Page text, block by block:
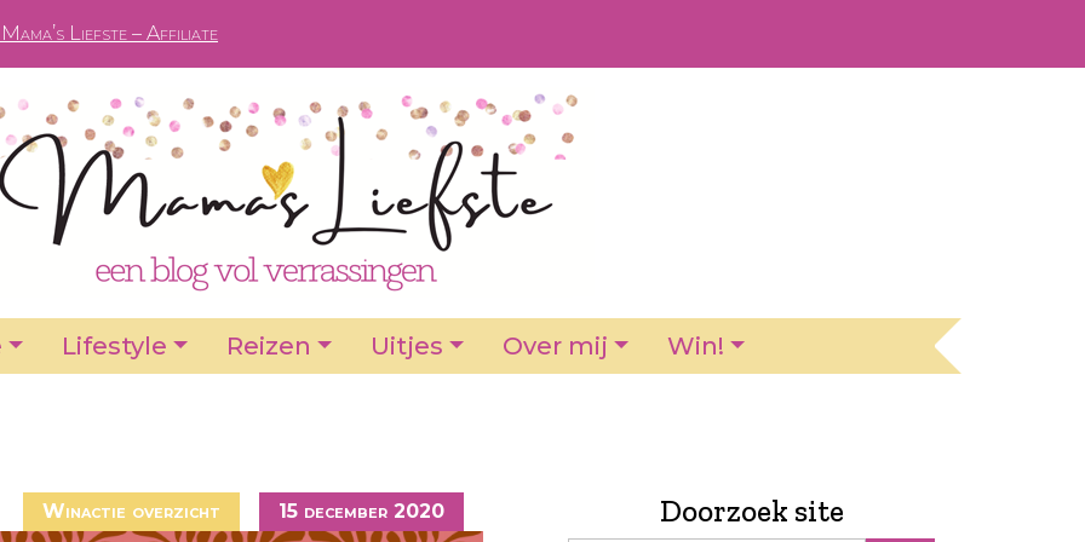
Liefste – Affiliate
Lifestyle Reizen Uitjes Over mij Win!
Winactie overzicht 15 december 2020 Doorzoek site